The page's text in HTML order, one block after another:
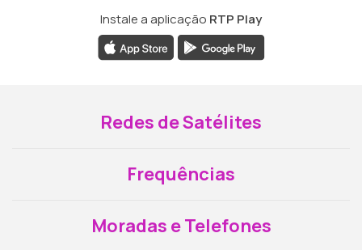
Instale a aplicação RTP Play
Redes de Satélites
Frequências
Moradas e Telefones